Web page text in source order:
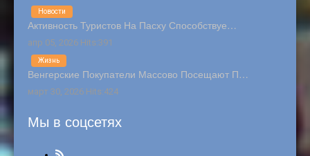
Активность Туристов На Пасху Способствуе…
апр 05, 2026 Hits:391
Новости
Венгерские Покупатели Массово Посещают П…
март 30, 2026 Hits:424
Жизнь
Мы в соцсетях